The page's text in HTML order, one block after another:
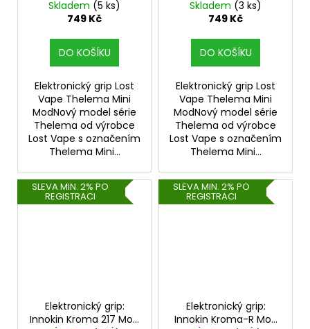
Mod (1500mAh)
(Space Silver)
Skladem (5 ks)
749 Kč
DO KOŠÍKU
Elektronický grip Lost
Vape Thelema Mini
ModNový model série
Thelema od výrobce
Lost Vape s označením
Thelema Mini...
Mod (1500mAh)
(Carbon Fiber)
Skladem (3 ks)
749 Kč
DO KOŠÍKU
Elektronický grip Lost
Vape Thelema Mini
ModNový model série
Thelema od výrobce
Lost Vape s označením
Thelema Mini...
SLEVA MIN. 2% PO
REGISTRACI
Elektronický grip:
Innokin Kroma 217 Mod
SLEVA MIN. 2% PO
REGISTRACI
Elektronický grip:
Innokin Kroma-R Mod